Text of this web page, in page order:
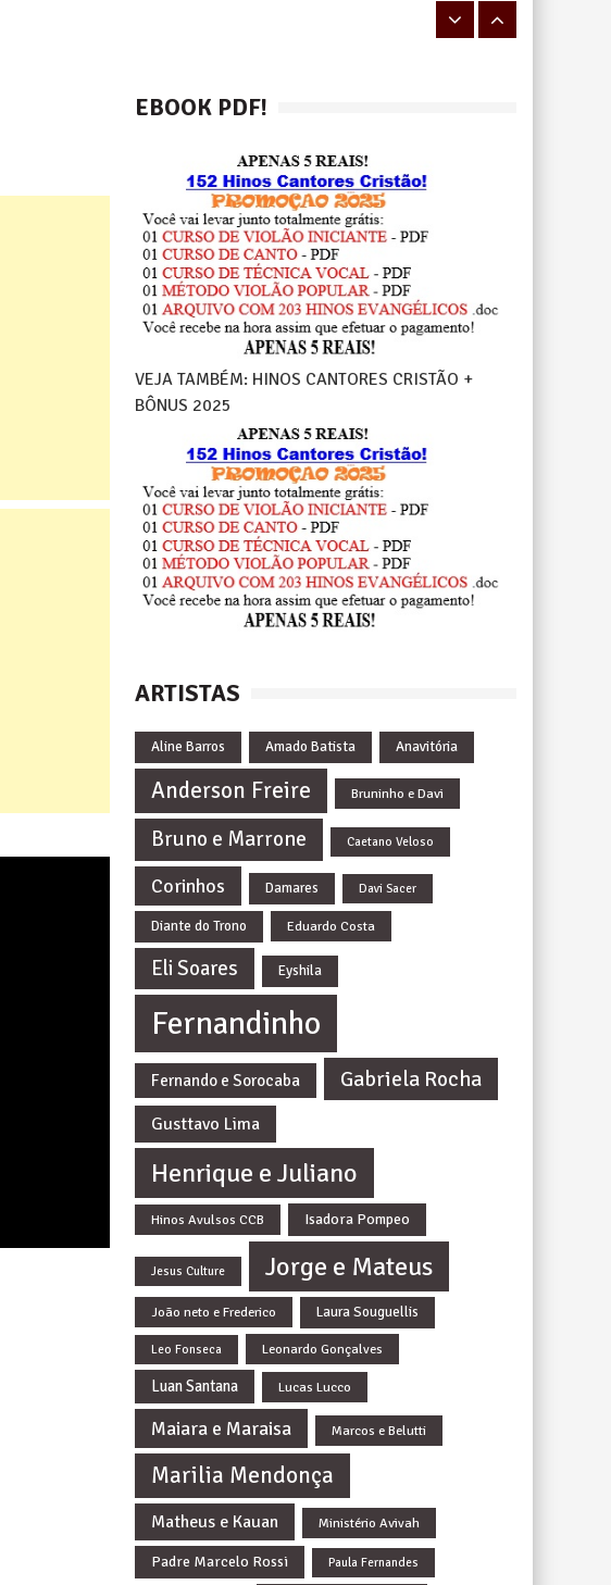
EBOOK PDF!
VEJA TAMBÉM: HINOS CANTORES CRISTÃO +
BÔNUS 2025
ARTISTAS
Aline Barros Amado Batista Anavitória
Anderson Freire Bruninho e Davi
Bruno e Marrone Caetano Veloso
Corinhos Damares Davi Sacer
Diante do Trono Eduardo Costa
Eli Soares Eyshila
Fernandinho
Fernando e Sorocaba Gabriela Rocha
Gusttavo Lima
Henrique e Juliano
Hinos Avulsos CCB Isadora Pompeo
Jesus Culture Jorge e Mateus
João neto e Frederico Laura Souguellis
Leo Fonseca Leonardo Gonçalves
Luan Santana Lucas Lucco
Maiara e Maraisa Marcos e Belutti
Marilia Mendonça
Matheus e Kauan Ministério Avivah
Padre Marcelo Rossi Paula Fernandes